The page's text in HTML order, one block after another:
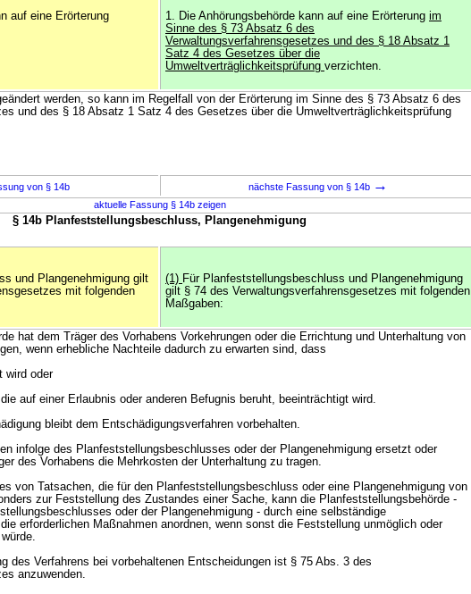
auf eine Erörterung
1. Die Anhörungsbehörde kann auf eine Erörterung im
Sinne des § 73 Absatz 6 des
Verwaltungsverfahrensgesetzes und des § 18 Absatz 1
Satz 4 des Gesetzes über die
Umweltverträglichkeitsprüfung verzichten.
werden, so kann im Regelfall von der Erörterung im Sinne des § 73 Absatz 6 des
und des § 18 Absatz 1 Satz 4 des Gesetzes über die Umweltverträglichkeitsprüfung
von § 14b nächste Fassung von § 14b →
aktuelle Fassung § 14b zeigen
§ 14b Planfeststellungsbeschluss, Plangenehmigung
und Plangenehmigung gilt
mit folgenden
(1) Für Planfeststellungsbeschluss und Plangenehmigung
gilt § 74 des Verwaltungsverfahrensgesetzes mit folgenden
Maßgaben:
hat dem Träger des Vorhabens Vorkehrungen oder die Errichtung und Unterhaltung von
wenn erhebliche Nachteile dadurch zu erwarten sind, dass
wird oder
auf einer Erlaubnis oder anderen Befugnis beruht, beeinträchtigt wird.
bleibt dem Entschädigungsverfahren vorbehalten.
infolge des Planfeststellungsbeschlusses oder der Plangenehmigung ersetzt oder
des Vorhabens die Mehrkosten der Unterhaltung zu tragen.
von Tatsachen, die für den Planfeststellungsbeschluss oder eine Plangenehmigung von
zur Feststellung des Zustandes einer Sache, kann die Planfeststellungsbehörde -
oder der Plangenehmigung - durch eine selbständige
erforderlichen Maßnahmen anordnen, wenn sonst die Feststellung unmöglich oder
des Verfahrens bei vorbehaltenen Entscheidungen ist § 75 Abs. 3 des
anzuwenden.